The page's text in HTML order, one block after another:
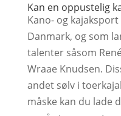
Kan en oppustelig
Kano- og
Danmark, og som
talenter såsom
Wraae Knudsen.
andet sølv i
måske kan du lade